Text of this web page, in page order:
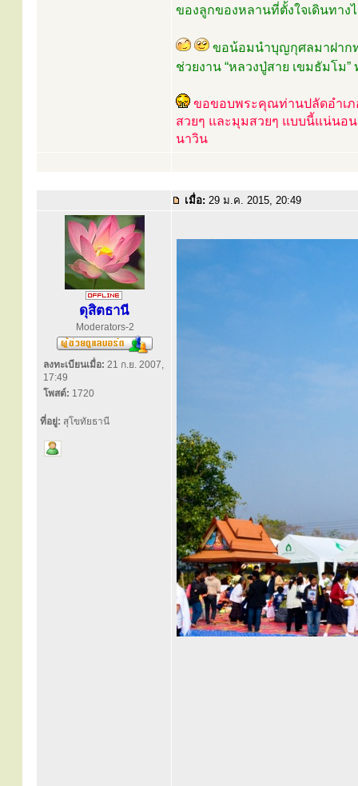
ของลูกของหลานที่ตั้งใจเดินทาง
ขอน้อมนำบุญกุศลมาฝาก
ช่วยงาน “หลวงปู่สาย เขมธัมโม
ขอขอบพระคุณท่านปลัดอำเภ
สวยๆ และมุมสวยๆ แบบนี้แน่นอ
นาวิน
เมื่อ: 29 ม.ค. 2015, 20:49
ดุสิตธานี
Moderators-2
ลงทะเบียนเมื่อ: 21 ก.ย. 2007,
17:49
โพสต์: 1720
ที่อยู่: สุโขทัยธานี